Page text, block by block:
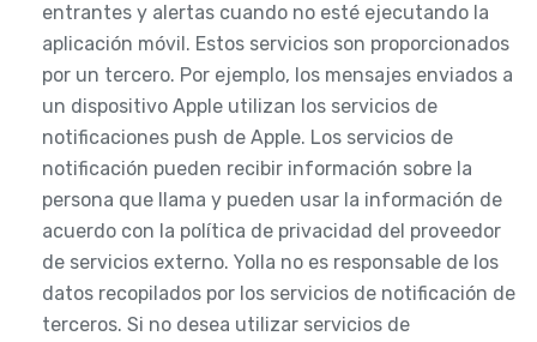
entrantes y alertas cuando no esté ejecutando la
aplicación móvil. Estos servicios son proporcionados
por un tercero. Por ejemplo, los mensajes enviados a
un dispositivo Apple utilizan los servicios de
notificaciones push de Apple. Los servicios de
notificación pueden recibir información sobre la
persona que llama y pueden usar la información de
acuerdo con la política de privacidad del proveedor
de servicios externo. Yolla no es responsable de los
datos recopilados por los servicios de notificación de
terceros. Si no desea utilizar servicios de